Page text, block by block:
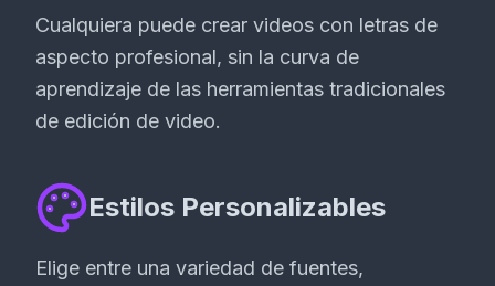
Cualquiera puede crear videos con letras de
aspecto profesional, sin la curva de
aprendizaje de las herramientas tradicionales
de edición de video.
Estilos Personalizables
Elige entre una variedad de fuentes,